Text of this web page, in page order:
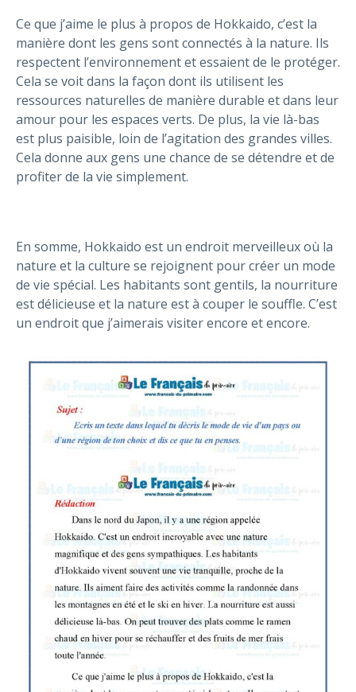
Ce que j’aime le plus à propos de Hokkaido, c’est la
manière dont les gens sont connectés à la nature. Ils
respectent l’environnement et essaient de le protéger.
Cela se voit dans la façon dont ils utilisent les
ressources naturelles de manière durable et dans leur
amour pour les espaces verts. De plus, la vie là-bas
est plus paisible, loin de l’agitation des grandes villes.
Cela donne aux gens une chance de se détendre et de
profiter de la vie simplement.
En somme, Hokkaido est un endroit merveilleux où la
nature et la culture se rejoignent pour créer un mode
de vie spécial. Les habitants sont gentils, la nourriture
est délicieuse et la nature est à couper le souffle. C’est
un endroit que j’aimerais visiter encore et encore.